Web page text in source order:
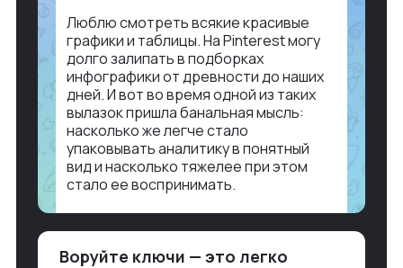
Люблю смотреть всякие красивые
графики и таблицы. На Pinterest могу
долго залипать в подборках
инфографики от древности до наших
дней. И вот во время одной из таких
вылазок пришла банальная мысль:
насколько же легче стало
упаковывать аналитику в понятный
вид и насколько тяжелее при этом
стало ее воспринимать.
Объясню в разрезе нашей работы.
Чтобы создать дашборд со всякой
аналитикой лет 15 назад, нужно было:
Воруйте ключи — это легко